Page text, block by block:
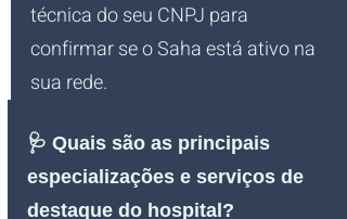
técnica do seu CNPJ para
confirmar se o Saha está ativo na
sua rede.
🩺 Quais são as principais
especializações e serviços de
destaque do hospital?